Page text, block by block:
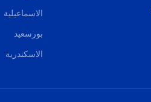
الاسماعيلية
بورسعيد
الاسكندرية